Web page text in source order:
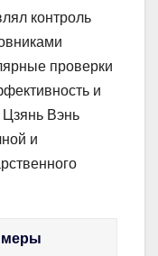
контроль
проверки
и
Цзянь Вэнь
и